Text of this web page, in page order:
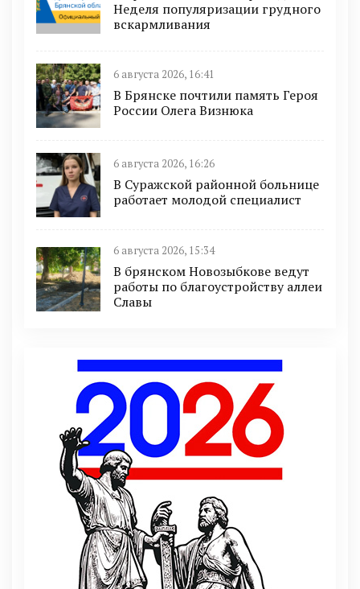
Неделя популяризации грудного
вскармливания
6 августа 2026, 16:41
В Брянске почтили память Героя
России Олега Визнюка
6 августа 2026, 16:26
В Суражской районной больнице
работает молодой специалист
6 августа 2026, 15:34
В брянском Новозыбкове ведут
работы по благоустройству аллеи
Славы